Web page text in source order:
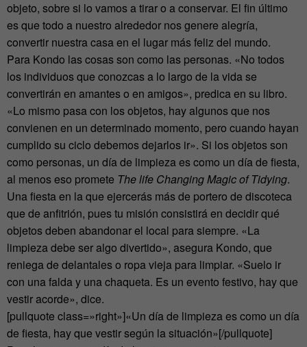
objeto, sobre si lo vamos a tirar o a conservar. El fin último
es que todo a nuestro alrededor nos genere alegría,
convertir nuestra casa en el lugar más feliz del mundo.
Para Kondo las cosas son como las personas. «No todos
los individuos que conozcas a lo largo de la vida se
convertirán en amantes o en amigos», predica en su libro.
«Lo mismo pasa con los objetos, hay algunos que nos
convienen en un determinado momento, pero cuando hayan
cumplido su ciclo debemos dejarlos ir». Si los objetos son
como personas, un día de limpieza es como un día de fiesta,
al menos eso promete The life Changing Magic of Tidying.
Una fiesta en la que ejercerás más de portero de discoteca
que de anfitrión, pues tu misión consistirá en decidir qué
objetos deben abandonar el local para siempre. «La
limpieza debe ser algo divertido», asegura Kondo, que
reniega de delantales o ropa vieja para limpiar. «Suelo ir
con una falda y una chaqueta. Es un evento festivo, hay que
vestir acorde», dice.
[pullquote class=»right»]«Un día de limpieza es como un día
de fiesta, hay que vestir según la situación»[/pullquote]